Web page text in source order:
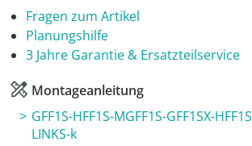
Fragen zum Artikel
Planungshilfe
3 Jahre Garantie & Ersatzteilservice
Montageanleitung
GFF1S-HFF1S-MGFF1S-GFF1SX-
LINKS-k